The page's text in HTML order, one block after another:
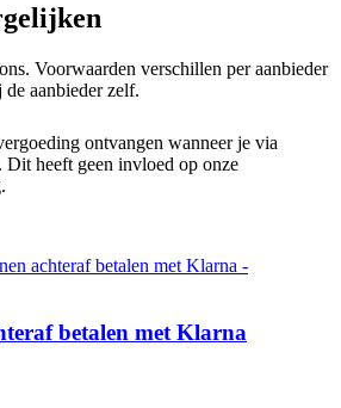
Voorwaarden verschillen per aanbieder
aanbieder zelf.
ontvangen wanneer je via
heeft geen invloed op onze
betalen met Klarna